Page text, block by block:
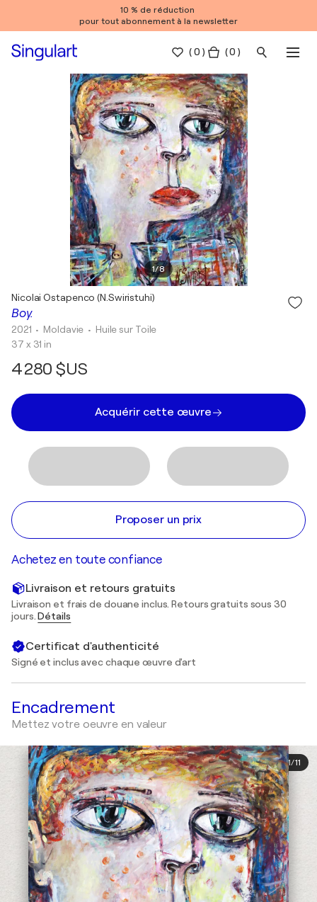
10 % de réduction
pour tout abonnement à la newsletter
(0 ) ( 0 )
1/8
Boy.
Nicolai Ostapenco (N.Swiristuhi)
2021 • Moldavie • Huile sur Toile
37 x 31 in
4 280 $US
Acquérir cette œuvre
Proposer un prix
Achetez en toute confiance
Livraison et retours gratuits
Livraison et frais de douane inclus. Retours gratuits sous 30
jours.Détails
Certificat d'authenticité
Signé et inclus avec chaque œuvre d'art
Encadrement
Mettez votre oeuvre en valeur
1/11